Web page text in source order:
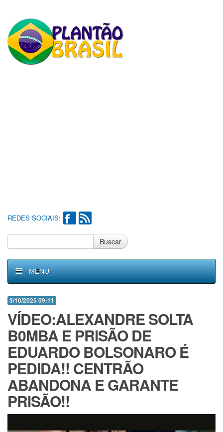
REDES SOCIAIS:
Buscar
MENU
3/10/2025 09:11
VÍDEO:ALEXANDRE SOLTA
B0MBA E PRlSÃO DE
EDUARDO BOLSONARO É
PEDIDA!! CENTRÃO
ABANDONA E GARANTE
PRlSÃO!!